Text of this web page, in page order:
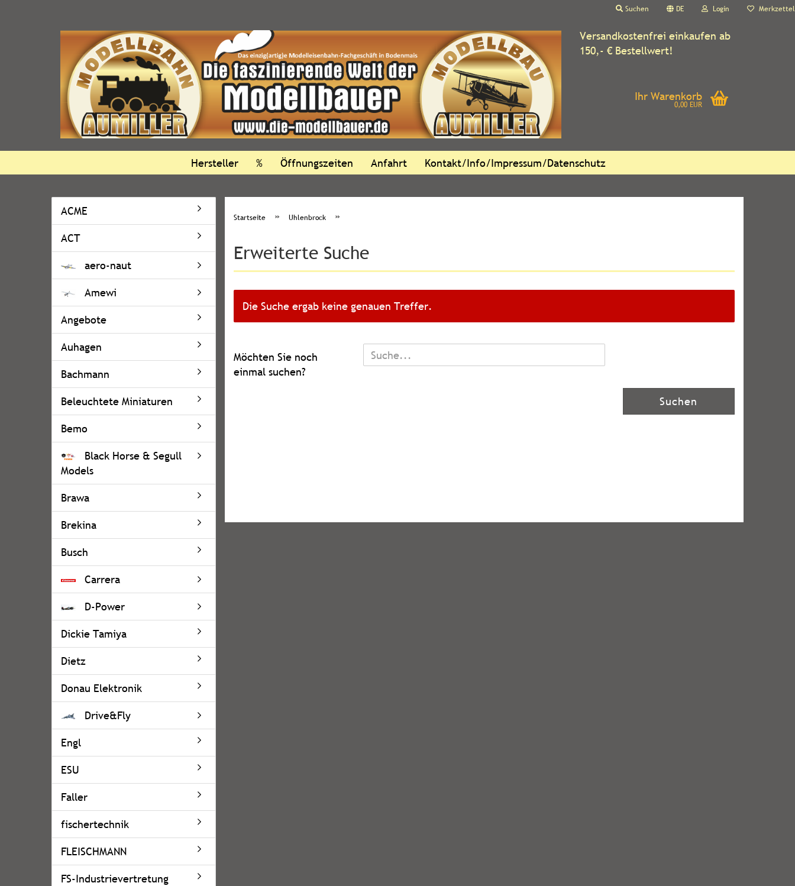
Suchen DE Login Merkzettel
Versandkostenfrei einkaufen ab
150,- € Bestellwert!
Ihr Warenkorb
0,00 EUR
Hersteller % Öffnungszeiten Anfahrt Kontakt/Info/Impressum/Datenschutz
Startseite » Uhlenbrock »
Erweiterte Suche
Die Suche ergab keine genauen Treffer.
MÖCHTEN
SIE
NOCH
Möchten Sie noch
einmal suchen?
Suchen
ACME
ACT
aero-naut
Amewi
Angebote
Auhagen
Bachmann
Beleuchtete Miniaturen
Bemo
Black Horse & Segull
Models
Brawa
Brekina
Busch
Carrera
D-Power
Dickie Tamiya
Dietz
Donau Elektronik
Drive&Fly
Engl
ESU
Faller
fischertechnik
FLEISCHMANN
FS-Industrievertretung